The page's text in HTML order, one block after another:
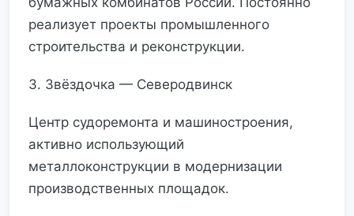
реализует проекты промышленного
строительства и реконструкции.
3. Звёздочка — Северодвинск
Центр судоремонта и машиностроения,
активно использующий
металлоконструкции в модернизации
производственных площадок.